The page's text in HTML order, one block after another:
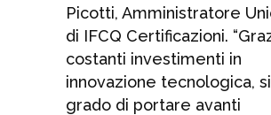
Picotti, Amministratore
di IFCQ Certificazioni.
costanti investimenti in
innovazione tecnologica,
grado di portare avanti